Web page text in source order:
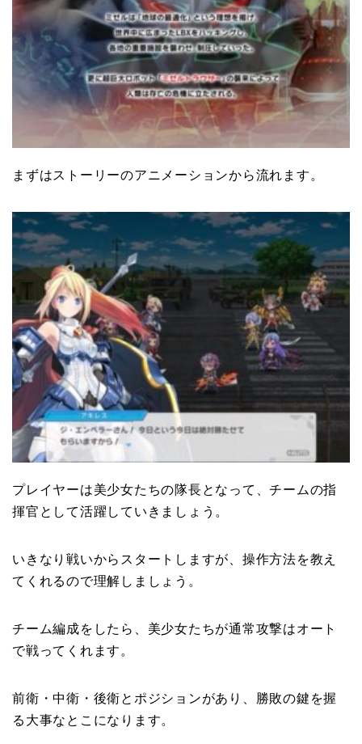
まずはストーリーのアニメーションから流れます。
プレイヤーは美少女たちの隊長となって、チームの指
揮官として活躍していきましょう。
いきなり戦いからスタートしますが、操作方法を教え
てくれるので理解しましょう。
チーム編成をしたら、美少女たちが通常攻撃はオート
で戦ってくれます。
前衛・中衛・後衛とポジションがあり、勝敗の鍵を握
る大事なとこになります。